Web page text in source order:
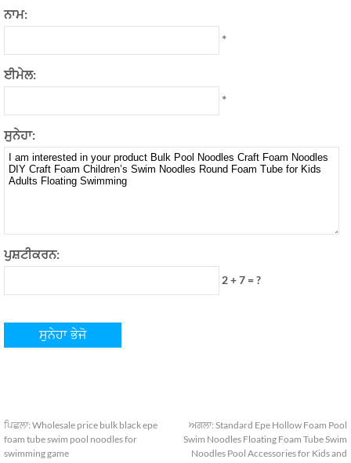
ਨਾਮ:
*
ਈਮੇਲ:
*
ਸੁਨੇਹਾ:
ਪੁਸ਼ਟੀਕਰਨ:
2 + 7 = ?
ਪਿਛਲਾ: Wholesale price bulk black epe
foam tube swim pool noodles for
swimming game
ਅਗਲਾ: Standard Epe Hollow Foam Pool
Swim Noodles Floating Foam Tube Swim
Noodles Pool Accessories for Kids and